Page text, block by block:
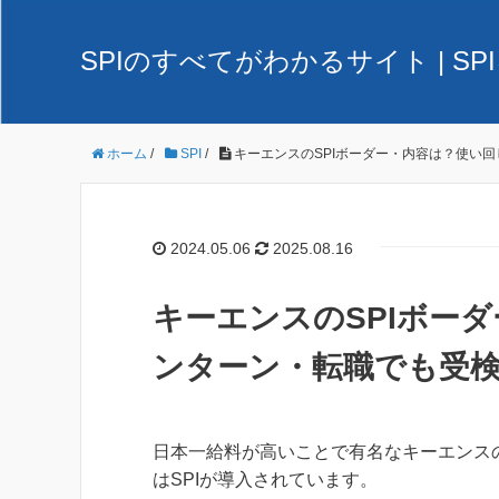
SPIのすべてがわかるサイト |
ホーム / SPI / キーエンスのSPIボーダー・内容は？使い
2024.05.06 2025.08.16
キーエンスのSPIボー
ンターン・転職でも受
日本一給料が高いことで有名なキーエンス
はSPIが導入されています。